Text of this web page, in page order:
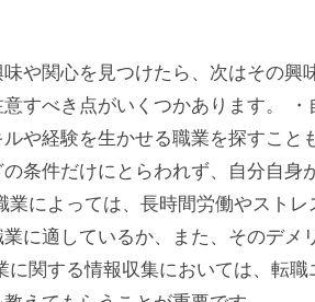
味や関心を見つけたら、次はその
すべき点がいくつかあります。
や経験を生かせる職業を探すこ
条件だけにとらわれず、自分自身
業によっては、長時間労働やスト
に適しているか、また、そのデメ
に関する情報収集においては、転